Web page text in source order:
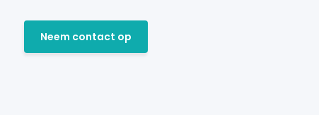
Neem contact op